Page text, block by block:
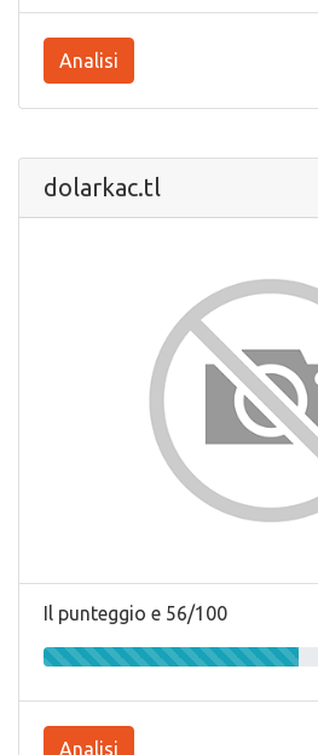
Analisi
dolarkac.tl
Il punteggio e 56/100
Analisi